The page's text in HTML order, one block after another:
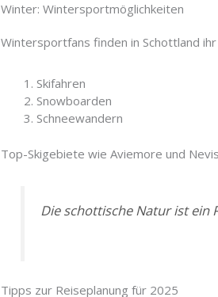
Winter: Wintersportmöglichkeiten
Wintersportfans finden in Schottland
Skifahren
Snowboarden
Schneewandern
Top-Skigebiete wie Aviemore und
Die schottische Natur ist ein
Tipps zur Reiseplanung für 2025